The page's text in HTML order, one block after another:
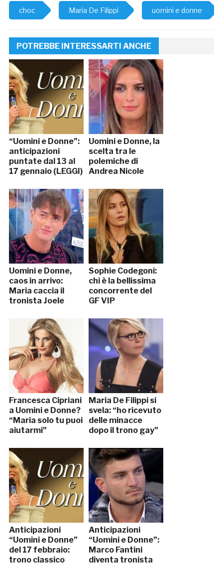
choc Maria De Filippi uomini e donne
POTREBBE INTERESSARTI ANCHE
“Uomini e Donne”:
anticipazioni
puntate dal 13 al
17 gennaio (LEGGI)
Uomini e Donne, la
scelta tra le
polemiche di
Andrea Nicole
Uomini e Donne,
caos in arrivo:
Maria caccia il
tronista Joele
Sophie Codegoni:
chi è la bellissima
concorrente del
GF VIP
Francesca Cipriani
a Uomini e Donne?
“Maria solo tu puoi
aiutarmi”
Maria De Filippi si
svela: “ho ricevuto
delle minacce
dopo il trono gay”
Anticipazioni
“Uomini e Donne”
del 17 febbraio:
trono classico
Anticipazioni
“Uomini e Donne”:
Marco Fantini
diventa tronista